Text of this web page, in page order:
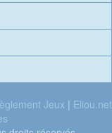
Jeux | Eliou.net